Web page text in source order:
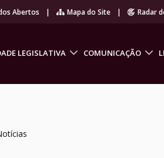
Abertos | Mapa do Site | Radar
LEGISLATIVA COMUNICAÇÃO